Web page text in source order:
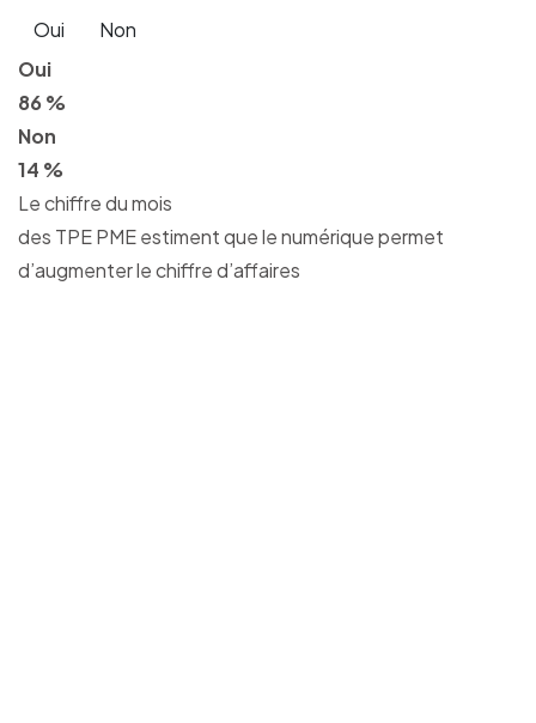
Oui
Non
Oui
86 %
Non
14 %
Le chiffre du mois
des TPE PME estiment que le numérique permet
d’augmenter le chiffre d’affaires